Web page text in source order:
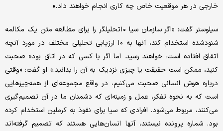
خارجی در هر موقعیت خاص چه کاری انجام خواهند داد.»
سیلوستر گفت: «اگر سازمان سیا ۱۰تحلیلگر را برای مطالعه متن یک مکالمه
شنودشده استخدام کند، آنها به ۱۰ ارزیابی تحلیلی مختلف در مورد آنچه
اتفاق افتاده است، خواهند رسید. اما اگر با کسی که در اتاق بوده صحبت
کنید، ممکن است حقیقت یا چیزی نزدیک به آن را بدانید.» او گفت: «وقتی
درباره هوش انسانی صحبت می‌کنیم، در واقع مجموعه‌ای از همه‌چیزهایی
است که به نحوه تفکر، عمل و زمینه‌ای که دشمنان ما در آن تصمیم‌گیری
می‌کنند، مربوط می‌شود. افرادی که سیا برای نفوذ به کرملین استخدام کرده
بود. شماره پرونده نیستند، آنها انسان‌هایی هستند که تصمیم گرفته‌اند